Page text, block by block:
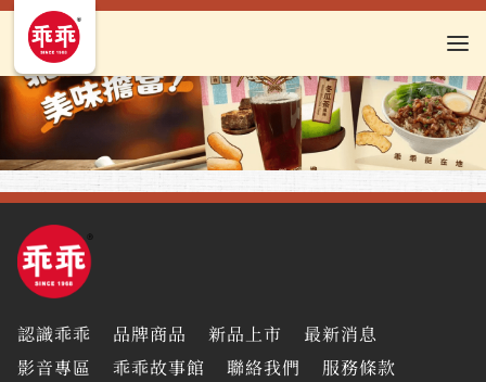
認識乖乖 品牌商品 新品上市
最新消息
影音專區
乖乖故事館 聯絡我們
服務條款